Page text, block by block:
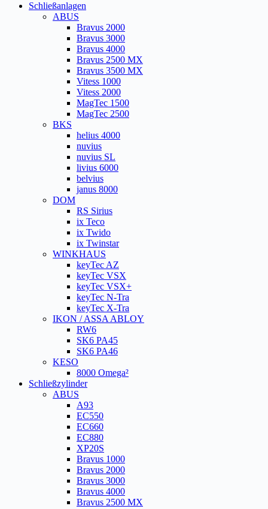
Schließanlagen
ABUS
Bravus 2000
Bravus 3000
Bravus 4000
Bravus 2500 MX
Bravus 3500 MX
Vitess 1000
Vitess 2000
MagTec 1500
MagTec 2500
BKS
helius 4000
nuvius
nuvius SL
livius 6000
belvius
janus 8000
DOM
RS Sirius
ix Teco
ix Twido
ix Twinstar
WINKHAUS
keyTec AZ
keyTec VSX
keyTec VSX+
keyTec N-Tra
keyTec X-Tra
IKON / ASSA ABLOY
RW6
SK6 PA45
SK6 PA46
KESO
8000 Omega²
Schließzylinder
ABUS
A93
EC550
EC660
EC880
XP20S
Bravus 1000
Bravus 2000
Bravus 3000
Bravus 4000
Bravus 2500 MX